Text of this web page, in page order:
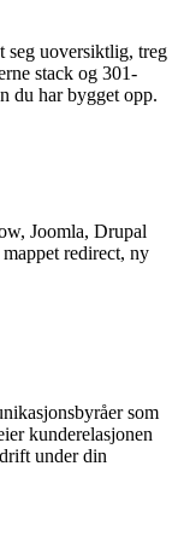
seg uoversiktlig, treg
stack og 301-
du har bygget opp.
Joomla, Drupal
redirect, ny
som
kunderelasjonen
under din